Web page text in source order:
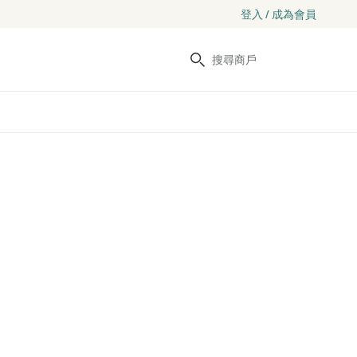
登入 / 成為會員
搜尋